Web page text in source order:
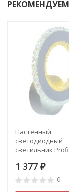
Настенный
светодиодный
светильник
1 377 ₽
0